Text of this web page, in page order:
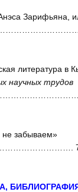
Зарифьяна,
литература в
научных трудов
забываем»